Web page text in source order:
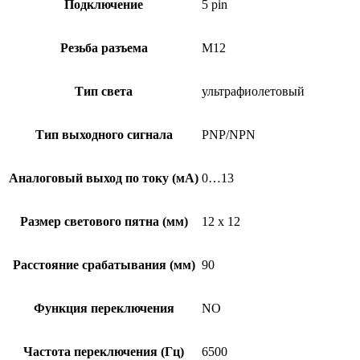
Подключение 5 pin
Резьба разъема M12
Тип света ультрафиолетовый
Тип выходного сигнала PNP/NPN
Аналоговый выход по току (мА) 0…13
Размер светового пятна (мм) 12 x 12
Расстояние срабатывания (мм) 90
Функция переключения NO
Частота переключения (Гц) 6500